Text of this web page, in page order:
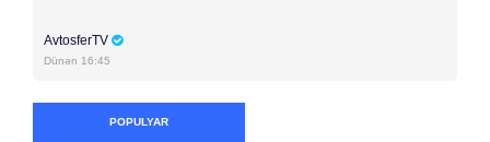
AvtosferTV
Dünən 16:45
POPULYAR